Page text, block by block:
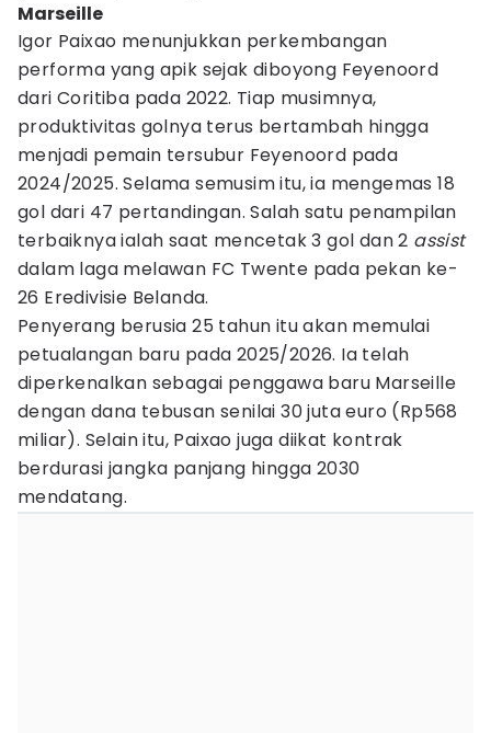
Marseille
Igor Paixao menunjukkan perkembangan
performa yang apik sejak diboyong Feyenoord
dari Coritiba pada 2022. Tiap musimnya,
produktivitas golnya terus bertambah hingga
menjadi pemain tersubur Feyenoord pada
2024/2025. Selama semusim itu, ia mengemas 18
gol dari 47 pertandingan. Salah satu penampilan
terbaiknya ialah saat mencetak 3 gol dan 2 assist
dalam laga melawan FC Twente pada pekan ke-
26 Eredivisie Belanda.
Penyerang berusia 25 tahun itu akan memulai
petualangan baru pada 2025/2026. Ia telah
diperkenalkan sebagai penggawa baru Marseille
dengan dana tebusan senilai 30 juta euro (Rp568
miliar). Selain itu, Paixao juga diikat kontrak
berdurasi jangka panjang hingga 2030
mendatang.